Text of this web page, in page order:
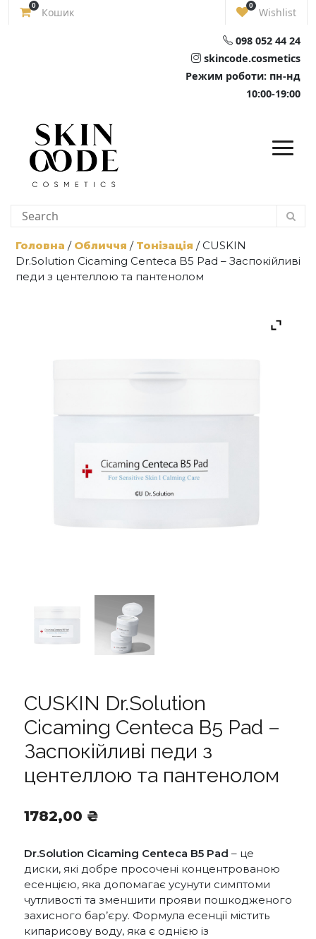
Skip
0
Кошик
0
Wishlist
098 052 44 24
skincode.cosmetics
Режим роботи: пн-нд
10:00-19:00
Головна / Обличчя / Тонізація / CUSKIN
Dr.Solution Cicaming Centeca B5 Pad – Заспокійливі
педи з центеллою та пантенолом
CUSKIN Dr.Solution
Cicaming Centeca B5 Pad –
Заспокійливі педи з
центеллою та пантенолом
1782,00 ₴
Dr.Solution Cicaming Centeca B5 Pad – це
диски, які добре просочені концентрованою
есенцією, яка допомагає усунути симптоми
чутливості та зменшити прояви пошкодженого
захисного бар’єру. Формула есенції містить
кипарисову воду, яка є однією із